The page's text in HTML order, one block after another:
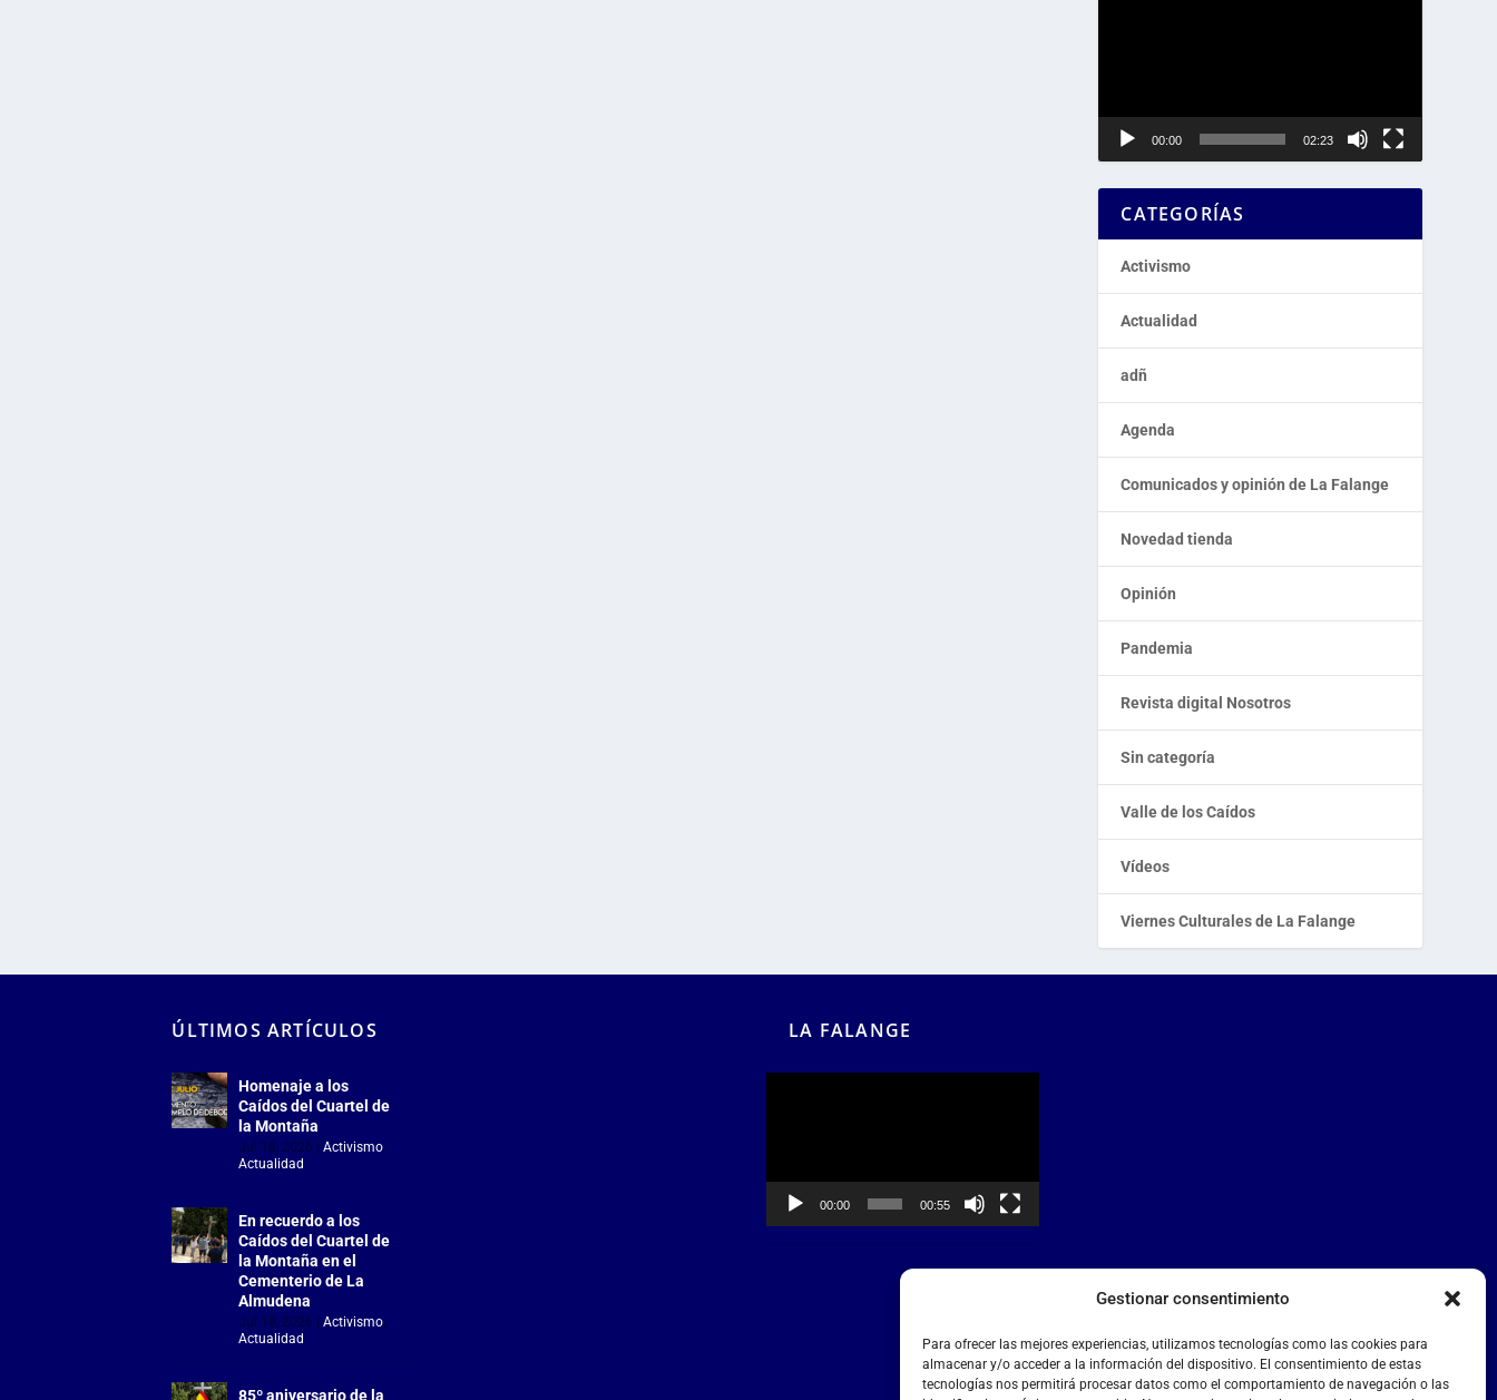
Gestionar consentimiento
Para ofrecer las mejores experiencias, utilizamos tecnologías como las cookies para
almacenar y/o acceder a la información del dispositivo. El consentimiento de estas
tecnologías nos permitirá procesar datos como el comportamiento de navegación o las
00:00 02:23
CATEGORÍAS
Activismo
Actualidad
adñ
Agenda
Comunicados y opinión de La Falange
Novedad tienda
Opinión
Pandemia
Revista digital Nosotros
Sin categoría
Valle de los Caídos
Vídeos
Viernes Culturales de La Falange
ÚLTIMOS ARTÍCULOS
Homenaje a los
Caídos del Cuartel de
la Montaña
Jul 18, 2026 |Activismo,
Actualidad
En recuerdo a los
Caídos del Cuartel de
la Montaña en el
Cementerio de La
Almudena
Jul 18, 2026 |Activismo,
Actualidad
85º aniversario de la
LA FALANGE
00:00 00:55